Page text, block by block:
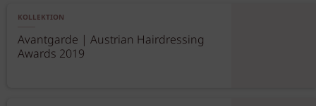
KOLLEKTION
Avantgarde | Austrian Hairdressing
Awards 2019